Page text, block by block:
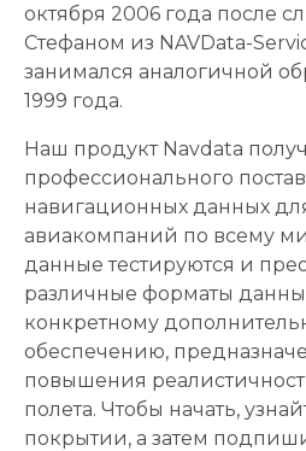
октября 2006 года после
Стефаном из NAVData-
занимался аналогичной
1999 года.
Наш продукт Navdata
профессионального
навигационных данных
авиакомпаний по всему
данные тестируются и
различные форматы
конкретному
обеспечению,
повышения
полета. Чтобы начать,
покрытии, а затем